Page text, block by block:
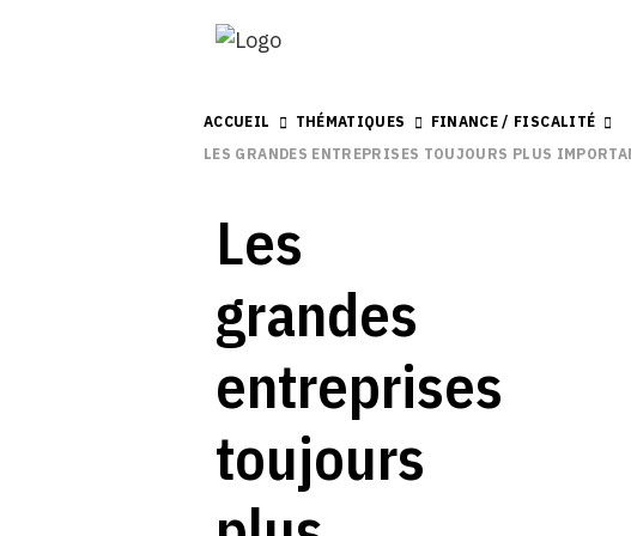
ACCUEIL THÉMATIQUES
FINANCE / FISCALITÉ
LES GRANDES ENTREPRISES TOUJOURS PLUS
Les
grandes
entreprises
toujours